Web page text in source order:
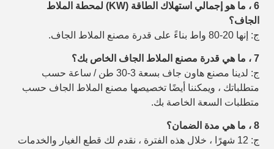
6 ، ما هو إجمالي استهلاك الطاقة (KW) لمحطة الملاط
الجاف؟
ج: إنها 20-80 واط بناءً على قدرة مصنع الملاط الجاف.
7 ، ما هي قدرة مصنع الملاط الجاف الخاص بك؟
ج: لدينا مصنع هاون جاف بسعة 3-30 طن / ساعة حسب
متطلباتك ، ويمكننا أيضًا تخصيصها مصنع الملاط الجاف حسب
متطلبات السعة الخاصة بك.
8 ، ما هي مدة الضمان؟
ج: 12 شهرًا ، خلال هذه الفترة ، نقدم لك قطع الغيار والخدمات